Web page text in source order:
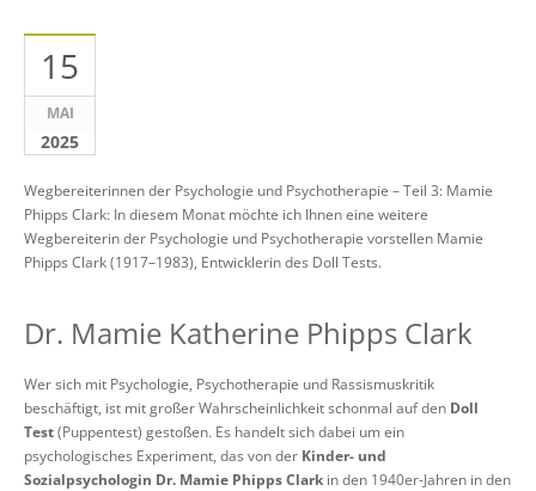
15
MAI
2025
Wegbereiterinnen der Psychologie und Psychotherapie – Teil 3: Mamie
Phipps Clark: In diesem Monat möchte ich Ihnen eine weitere
Wegbereiterin der Psychologie und Psychotherapie vorstellen Mamie
Phipps Clark (1917–1983), Entwicklerin des Doll Tests.
Dr. Mamie Katherine Phipps Clark
Wer sich mit Psychologie, Psychotherapie und Rassismuskritik
beschäftigt, ist mit großer Wahrscheinlichkeit schonmal auf den Doll
Test(Puppentest) gestoßen. Es handelt sich dabei um ein
psychologisches Experiment, das von der Kinder- und
Sozialpsychologin Dr. Mamie Phipps Clark in den 1940er-Jahren in den